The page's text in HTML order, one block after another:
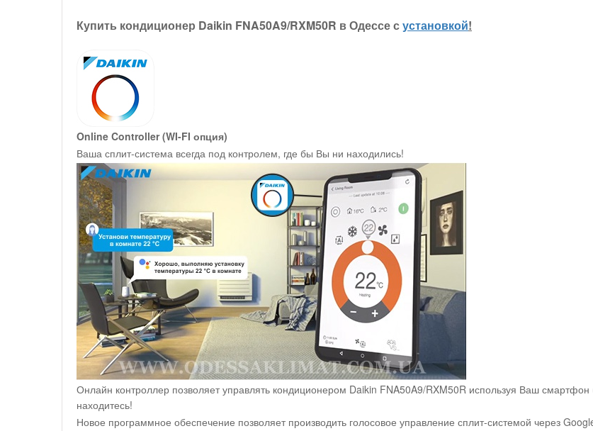
Купить кондиционер Daikin FNA50A9/RXM50R в Одессе сустановкой!
Online Controller (WI-FI опция)
Ваша сплит-система всегда под контролем, где бы Вы ни находились!
Онлайн контроллер позволяет управлять кондиционером Daikin FNA50A9/RXM50R используя Ваш
находитесь!
Новое программное обеспечение позволяет производить голосовое управление сплит-системой через